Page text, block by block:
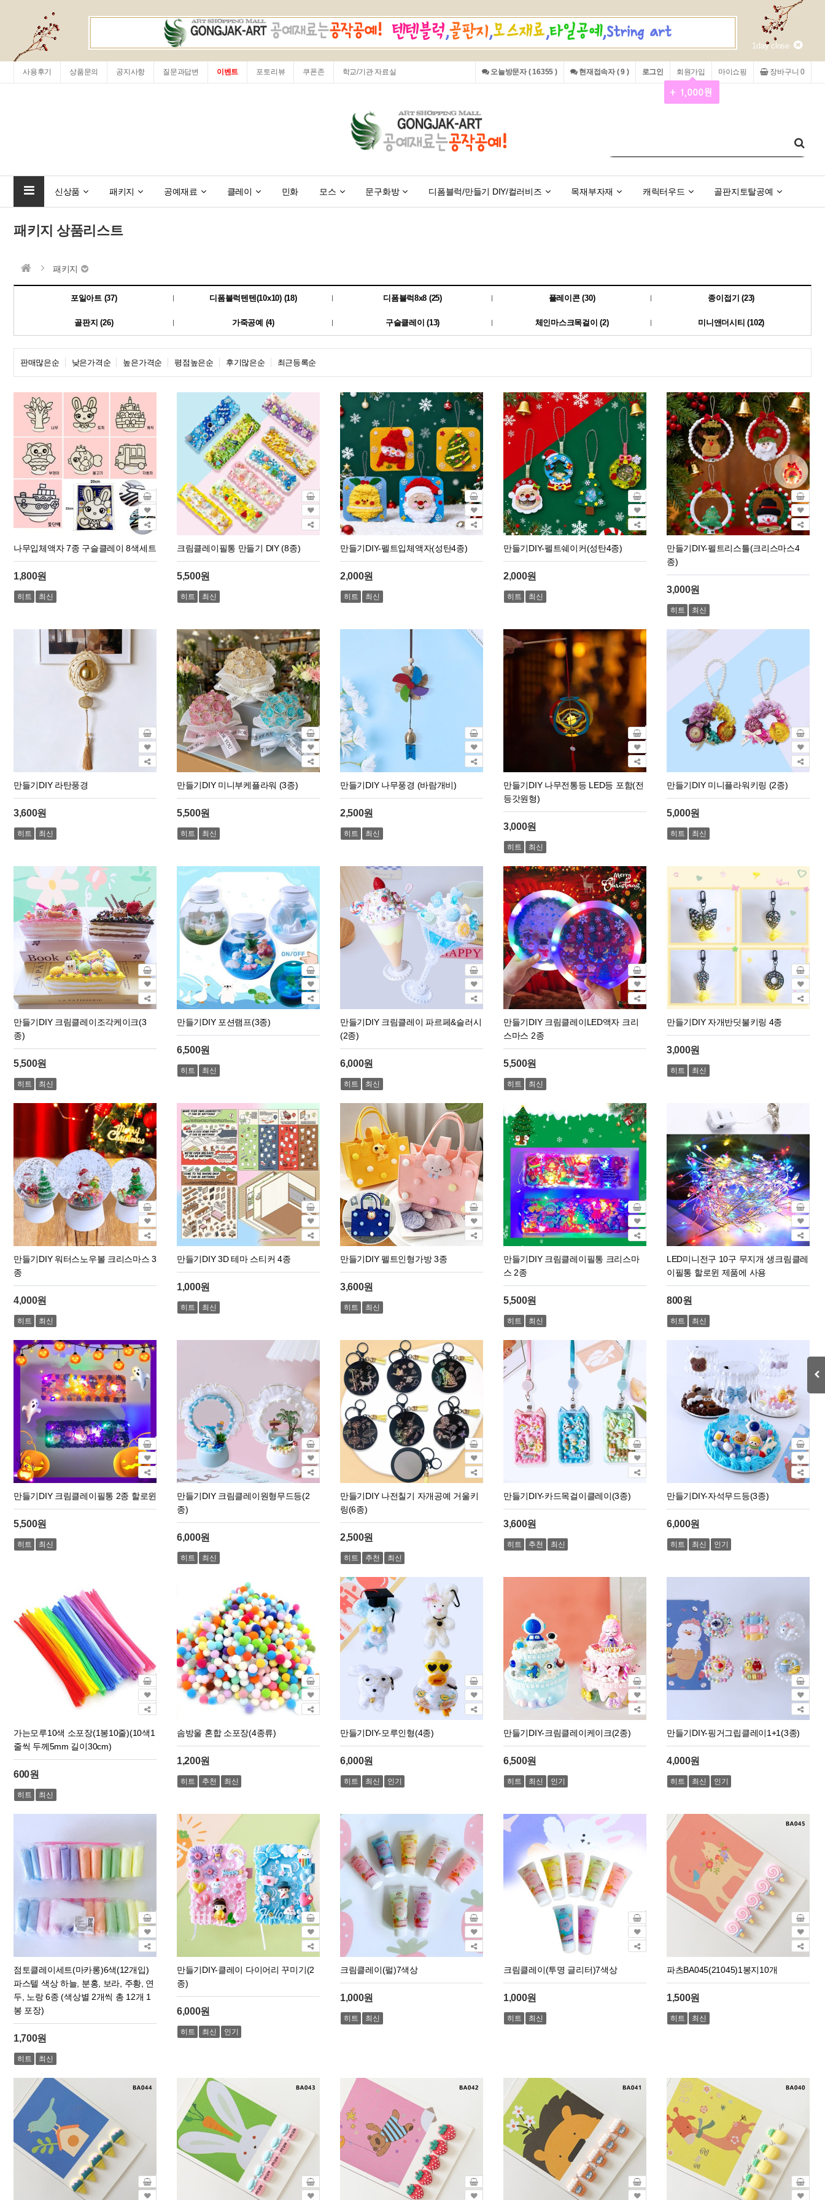
1day close
사용후기 상품문의 공지사항 질문과답변 이벤트 포토리뷰 쿠폰존 학교/기관 자료실 장바구니 0
마이쇼핑
회원가입
로그인
현재접속자 ( 9 )
오늘방문자 ( 16355 )
신상품 패키지 공예재료 클레이 민화 모스 문구화방 디폼블럭/만들기 DIY/컬러비즈 목재부자재 캐릭터우드 골판지토탈공예
패키지 상품리스트
패키지
포일아트 (37) 디폼블럭텐텐(10x10) (18) 디폼블럭8x8 (25) 플레이콘 (30) 종이접기 (23)
골판지 (26) 가죽공예 (4) 구슬클레이 (13) 체인마스크목걸이 (2) 미니앤더시티 (102)
판매많은순 낮은가격순 높은가격순 평점높은순 후기많은순 최근등록순
나무입체액자 7종 구슬클레이 8색세트
1,800원
히트 최신
크림클레이필통 만들기 DIY (8종)
5,500원
히트 최신
만들기DIY-펠트입체액자(성탄4종)
2,000원
히트 최신
만들기DIY-펠트쉐이커(성탄4종)
2,000원
히트 최신
만들기DIY-펠트리스틀(크리스마스4
종)
3,000원
히트 최신
만들기DIY 라탄풍경
3,600원
히트 최신
만들기DIY 미니부케플라워 (3종)
5,500원
히트 최신
만들기DIY 나무풍경 (바람개비)
2,500원
히트 최신
만들기DIY 나무전통등 LED등 포함(전
등갓원형)
3,000원
히트 최신
만들기DIY 미니플라워키링 (2종)
5,000원
히트 최신
만들기DIY 크림클레이조각케이크(3
종)
5,500원
히트 최신
만들기DIY 포션램프(3종)
6,500원
히트 최신
만들기DIY 크림클레이 파르페&슬러시
(2종)
6,000원
히트 최신
만들기DIY 크림클레이LED액자 크리
스마스 2종
5,500원
히트 최신
만들기DIY 자개반딧불키링 4종
3,000원
히트 최신
만들기DIY 워터스노우볼 크리스마스 3
종
4,000원
히트 최신
만들기DIY 3D 테마 스티커 4종
1,000원
히트 최신
만들기DIY 펠트인형가방 3종
3,600원
히트 최신
만들기DIY 크림클레이필통 크리스마
스 2종
5,500원
히트 최신
LED미니전구 10구 무지개 생크림클레
이필통 할로윈 제품에 사용
800원
히트 최신
만들기DIY 크림클레이필통 2종 할로윈
5,500원
히트 최신
만들기DIY 크림클레이원형무드등(2
종)
6,000원
히트 최신
만들기DIY 나전칠기 자개공예 거울키
링(6종)
2,500원
히트 추천 최신
만들기DIY-카드목걸이클레이(3종)
3,600원
히트 추천 최신
만들기DIY-자석무드등(3종)
6,000원
히트 최신 인기
가는모루10색 소포장(1봉10줄)(10색1
줄씩 두께5mm 길이30cm)
600원
히트 최신
솜방울 혼합 소포장(4종류)
1,200원
히트 추천 최신
만들기DIY-모루인형(4종)
6,000원
히트 최신 인기
만들기DIY-크림클레이케이크(2종)
6,500원
히트 최신 인기
만들기DIY-핑거그립클레이1+1(3종)
4,000원
히트 최신 인기
점토클레이세트(마카롱)6색(12개입)
파스텔 색상 하늘, 분홍, 보라, 주황, 연
두, 노랑 6종 (색상별 2개씩 총 12개 1
봉 포장)
1,700원
히트 최신
만들기DIY-클레이 다이어리 꾸미기(2
종)
6,000원
히트 최신 인기
크림클레이(펄)7색상
1,000원
히트 최신
크림클레이(투명 글리터)7색상
1,000원
히트 최신
파츠BA045(21045)1봉지10개
1,500원
히트 최신